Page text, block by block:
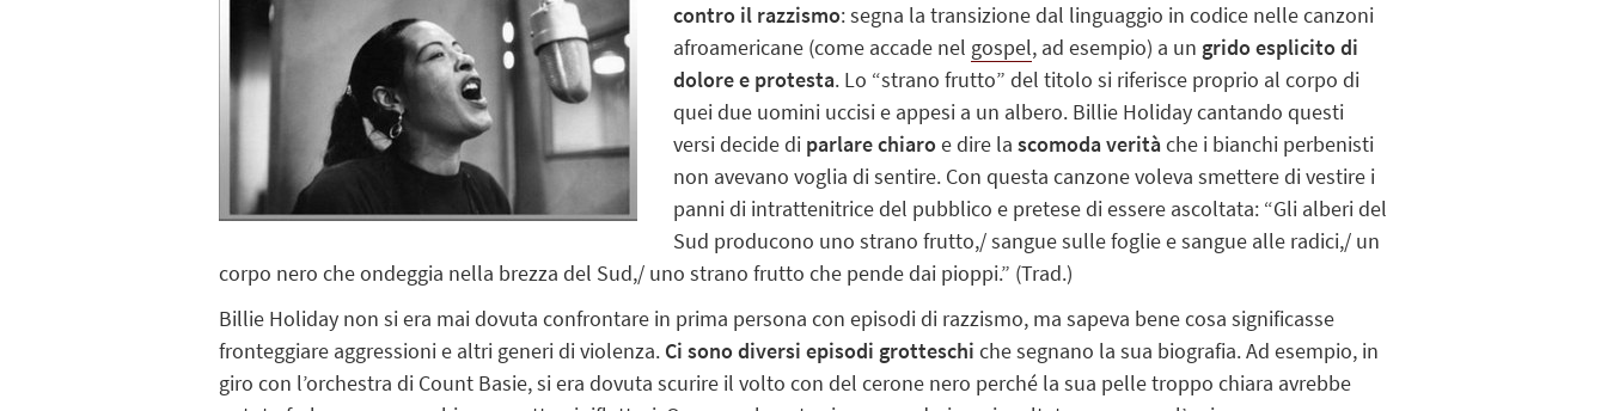
contro il razzismo: segna la transizione dal linguaggio in codice nelle canzoni
afroamericane (come accade nel gospel, ad esempio) a un grido esplicito di
dolore e protesta. Lo “strano frutto” del titolo si riferisce proprio al corpo di
quei due uomini uccisi e appesi a un albero. Billie Holiday cantando questi
versi decide di parlare chiaroe dire lascomoda veritàche i bianchi perbenisti
non avevano voglia di sentire. Con questa canzone voleva smettere di vestire i
panni di intrattenitrice del pubblico e pretese di essere ascoltata: “Gli alberi del
Sud producono uno strano frutto,/ sangue sulle foglie e sangue alle radici,/ un
corpo nero che ondeggia nella brezza del Sud,/ uno strano frutto che pende dai pioppi.” (Trad.)
Billie Holiday non si era mai dovuta confrontare in prima persona con episodi di razzismo, ma sapeva bene cosa significasse
fronteggiare aggressioni e altri generi di violenza. Ci sono diversi episodi grotteschi che segnano la sua biografia. Ad esempio, in
giro con l’orchestra di Count Basie, si era dovuta scurire il volto con del cerone nero perché la sua pelle troppo chiara avrebbe